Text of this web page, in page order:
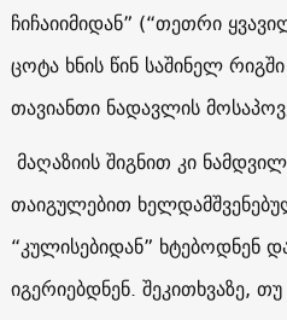
ჩიჩაიიმიდან” (“თეთრი
ცოტა ხნის წინ საშინელ
თავიანთი ნადავლის
მაღაზიის შიგნით კი
თაიგულებით
“კულისებიდან” ხტებოდნენ
იგერიებდნენ. შეკითხვაზე,